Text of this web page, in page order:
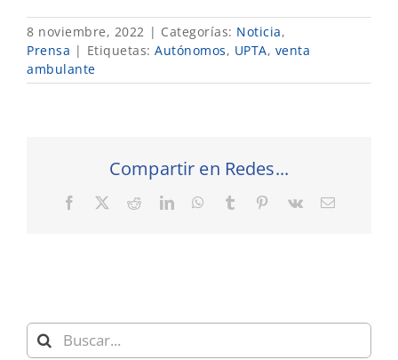
8 noviembre, 2022 | Categorías: Noticia,
Prensa | Etiquetas: Autónomos, UPTA, venta
ambulante
Compartir en Redes...
Facebook RedditLinkedInWhatsApp
Tumblr Pinterest
Vk
Correo
Buscar: